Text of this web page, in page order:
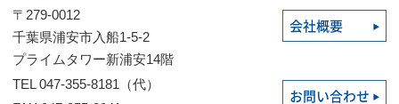
〒279-0012
千葉県浦安市入船1-5-2
プライムタワー新浦安14階
会社概要
TEL 047-355-8181（代）
お問い合わせ